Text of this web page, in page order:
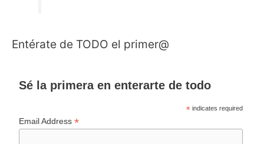
Entérate de TODO el primer@
Sé la primera en enterarte de todo
* indicates required
Email Address*